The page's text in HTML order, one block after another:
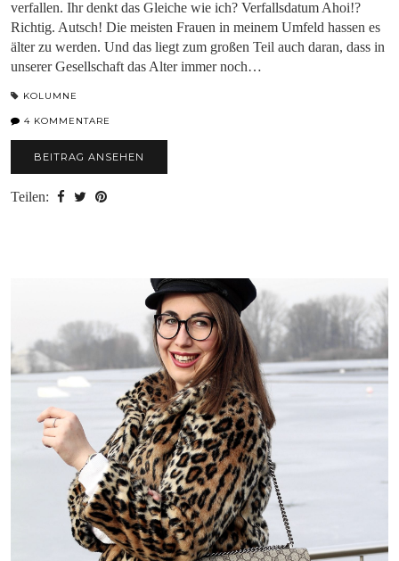
verfallen. Ihr denkt das Gleiche wie ich? Verfallsdatum Ahoi!?
Richtig. Autsch! Die meisten Frauen in meinem Umfeld hassen es
älter zu werden. Und das liegt zum großen Teil auch daran, dass in
unserer Gesellschaft das Alter immer noch…
KOLUMNE
4 KOMMENTARE
BEITRAG ANSEHEN
Teilen: